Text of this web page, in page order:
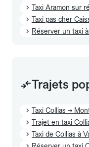
Taxi Aramon sur
Taxi pas cher
Réserver un taxi
Trajets
Taxi Collias →
Trajet en taxi
Taxi de Collias à